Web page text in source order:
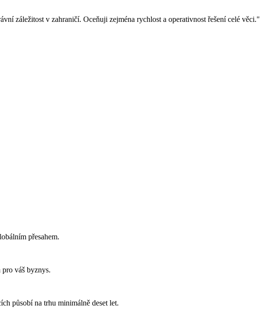
záležitost v zahraničí. Oceňuji zejména rychlost a operativnost řešení celé věci."
přesahem.
váš byznys.
působí na trhu minimálně deset let.